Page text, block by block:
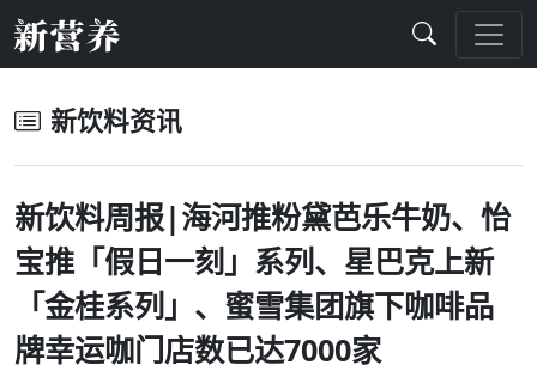
新饮料资讯
新饮料周报|海河推粉黛芭乐牛奶、怡
宝推「假日一刻」系列、星巴克上新
「金桂系列」、蜜雪集团旗下咖啡品
牌幸运咖门店数已达7000家